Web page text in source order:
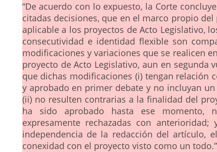
“De acuerdo con lo expuesto, la Corte
citadas decisiones, que en el marco propio
aplicable a los proyectos de Acto Legislativo,
consecutividad e identidad flexible son
modificaciones y variaciones que se realicen
proyecto de Acto Legislativo, aun en segunda
que dichas modificaciones (i) tengan relación
y aprobado en primer debate y no incluyan
(ii) no resulten contrarias a la finalidad del
ha sido aprobado hasta ese momento,
expresamente rechazadas con
independencia de la redacción del artículo,
conexidad con el proyecto visto como un todo.”